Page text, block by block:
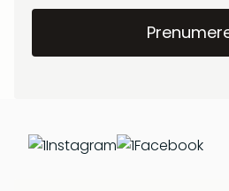
Barrskog – Doftpinnar
Instagram Facebook